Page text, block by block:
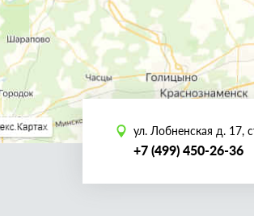
ул. Лобненская д. 17,
+7 (499) 450-26-36